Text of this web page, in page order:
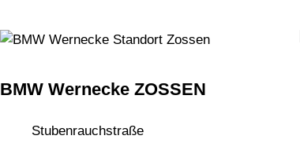
BMW Wernecke ZOSSEN
Stubenrauchstraße